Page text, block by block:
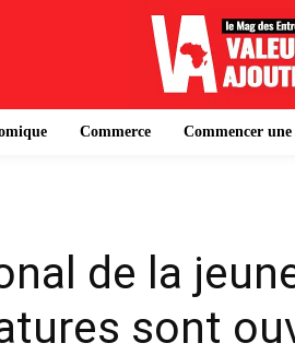
Commerce Commencer
de la
sont